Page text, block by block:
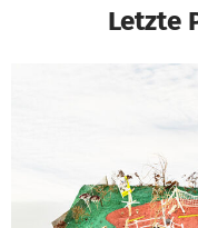
Letzte